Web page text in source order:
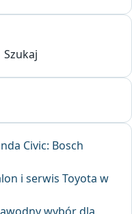
Szukaj
Civic: Bosch
i serwis Toyota w
wybór dla